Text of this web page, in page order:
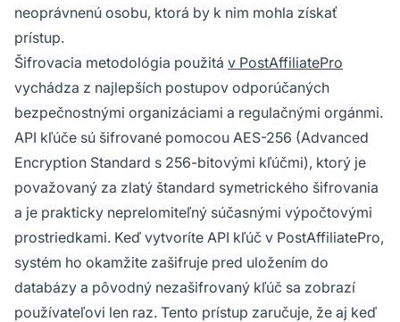
neoprávnenú osobu, ktorá by k nim mohla získať
prístup.
Šifrovacia metodológia použitá v PostAffiliatePro
vychádza z najlepších postupov odporúčaných
bezpečnostnými organizáciami a regulačnými orgánmi.
API kľúče sú šifrované pomocou AES-256 (Advanced
Encryption Standard s 256-bitovými kľúčmi), ktorý je
považovaný za zlatý štandard symetrického šifrovania
a je prakticky neprelomiteľný súčasnými výpočtovými
prostriedkami. Keď vytvoríte API kľúč v PostAffiliatePro,
systém ho okamžite zašifruje pred uložením do
databázy a pôvodný nezašifrovaný kľúč sa zobrazí
používateľovi len raz. Tento prístup zaručuje, že aj keď